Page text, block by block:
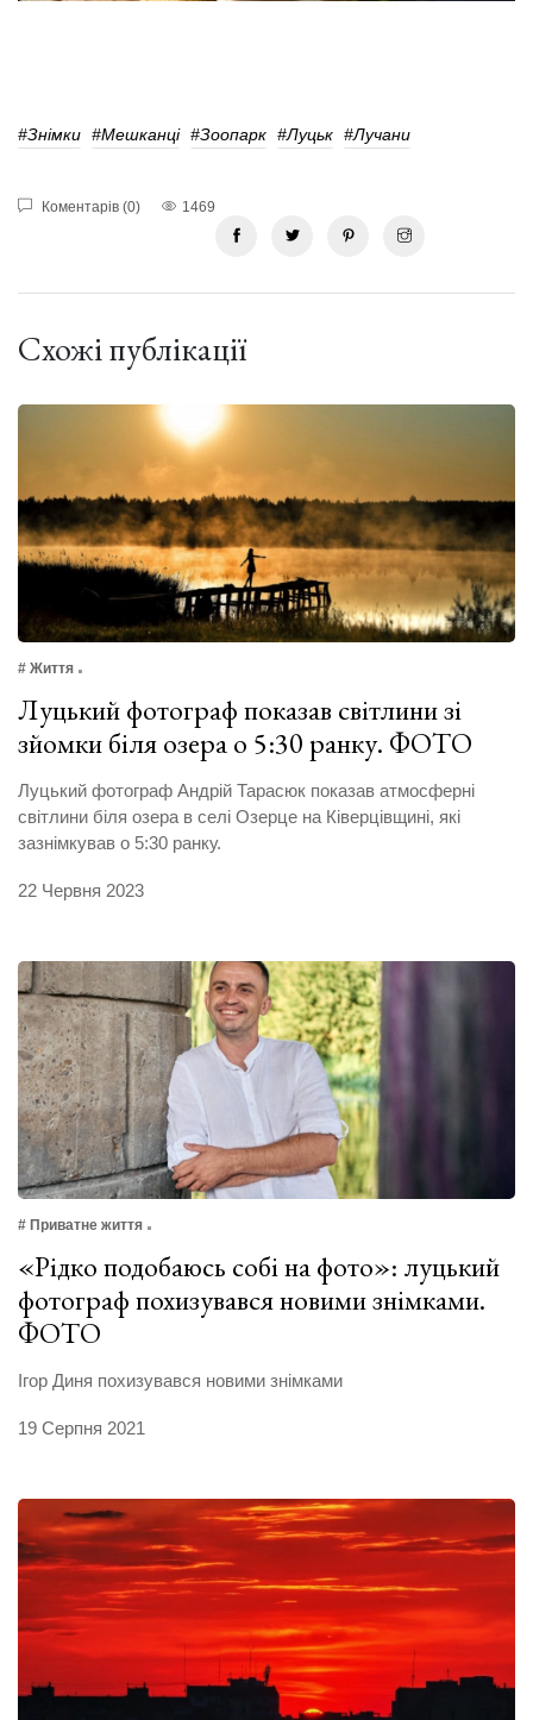
#Знімки #Мешканці #зоопарк #Луцьк #лучани
Коментарів (0) 1469
Схожі публікації
# Життя
Луцький фотограф показав світлини зі
зйомки біля озера о 5:30 ранку. ФОТО
Луцький фотограф Андрій Тарасюк показав атмосферні
світлини біля озера в селі Озерце на Ківерцівщині, які
зазнімкував о 5:30 ранку.
22 Червня 2023
# Приватне життя
«Рідко подобаюсь собі на фото»: луцький
фотограф похизувався новими знімками.
ФОТО
Ігор Диня похизувався новими знімками
19 Серпня 2021